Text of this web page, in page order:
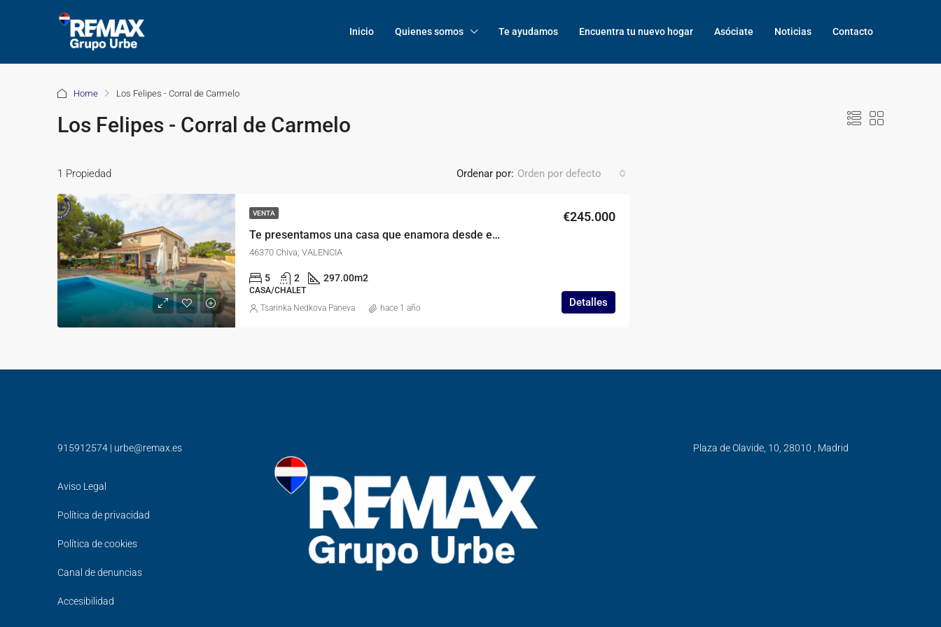
Inicio Quienes somos Te ayudamos Encuentra tu nuevo hogar Asóciate Noticias Contacto
Home Los Felipes - Corral de Carmelo
Los Felipes - Corral de Carmelo
1 Propiedad Ordenar por: Orden por defecto
VENTA
Te presentamos una casa que enamora desde el primer instante
€245.000
46370 Chiva, VALENCIA
5 2 297.00m2
CASA/CHALET
Detalles
Tsarinka Nedkova Paneva hace 1 año
915912574 | urbe@remax.es
Aviso Legal
Política de privacidad
Política de cookies
Canal de denuncias
Accesibilidad
Plaza de Olavide, 10, 28010 , Madrid